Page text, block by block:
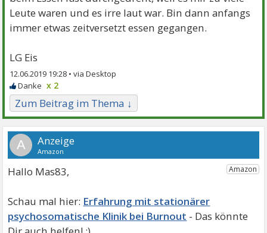
Leute waren und es irre laut war. Bin dann anfangs
immer etwas zeitversetzt essen gegangen.
LG Eis
12.06.2019 19:28 •
x 2
Zum Beitrag im Thema ↓
A
Hallo Mas83,
Erfahrung mit stationärer
psychosomatische Klinik bei Burnout